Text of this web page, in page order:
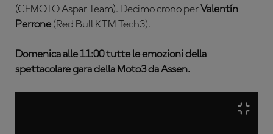
(CFMOTO Aspar Team). Decimo crono perValentín
Perrone (Red Bull KTM Tech3).
Domenica alle 11:00 tutte le emozioni della
spettacolare gara della Moto3 da Assen.